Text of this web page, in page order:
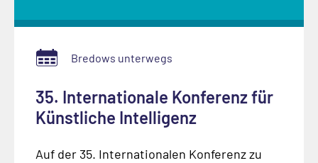
Bredows unterwegs
35. Internationale Konferenz für
Künstliche Intelligenz
Auf der 35. Internationalen Konferenz zu